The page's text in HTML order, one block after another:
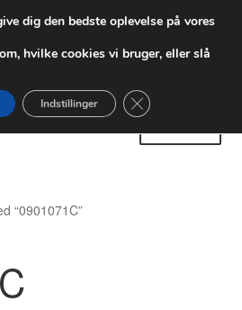
fra 55 kr.
forsendelse
“0901071C”
dig den bedste oplevelse på vores
hvilke cookies vi bruger, eller slå
Indstillinger Close GDPR